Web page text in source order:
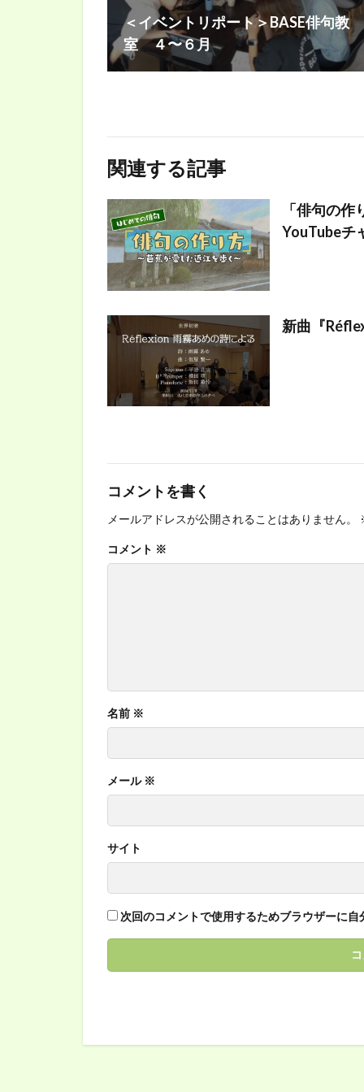
＜イベントリポート＞BASE俳句教
室 ４〜６月
関連する記事
「俳句の
YouTubeチ
新曲『
コメントを書く
メールアドレスが公開されることはありません。
コメント ※
名前 ※
メール ※
サイト
次回のコメントで使用するためブラウザーに